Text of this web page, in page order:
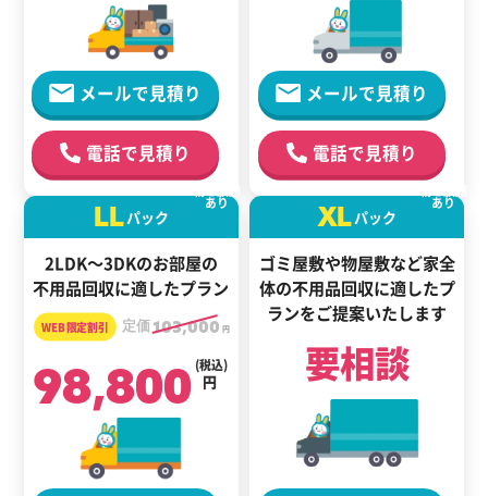
メールで見積り
電話で見積り
メールで見積り
電話で見積り
LLパック
2LDK～3DKのお部屋の
不用品回収に適したプラン
あり
定価103,000 円
98,800 円
(税込)
XLパック
ゴミ屋敷や物屋敷など家全
体の不用品回収に適したプ
ランをご提案いたします
あり
要相談